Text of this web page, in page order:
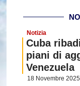
Notizia
Cuba
piani di
Venezuela
18 Novembre 2025